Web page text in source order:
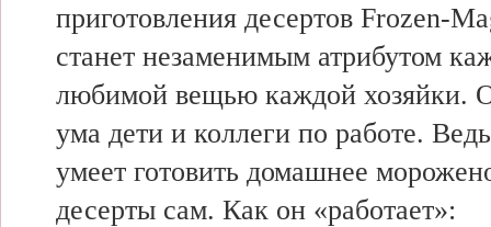
приготовления десертов Frozen-
станет незаменимым атрибутом
любимой вещью каждой хозяйки.
ума дети и коллеги по работе.
умеет готовить домашнее
десерты сам. Как он «работает»: